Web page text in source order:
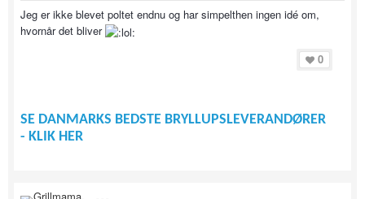
Jeg er ikke blevet poltet endnu og har simpelthen ingen idé om,
hvornår det bliver
0
SE DANMARKS BEDSTE BRYLLUPSLEVERANDØRER
- KLIK HER